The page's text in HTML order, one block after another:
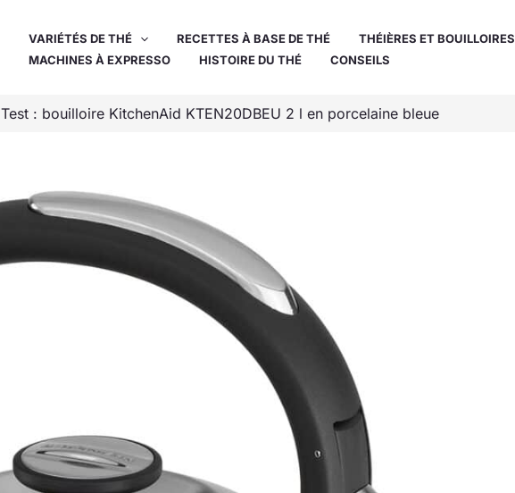
VARIÉTÉS DE THÉ RECETTES À BASE DE THÉ THÉIÈRES ET BOUILLOIRES
MACHINES À EXPRESSO
HISTOIRE DU THÉ CONSEILS
Test : bouilloire KitchenAid KTEN20DBEU 2 l en porcelaine bleue